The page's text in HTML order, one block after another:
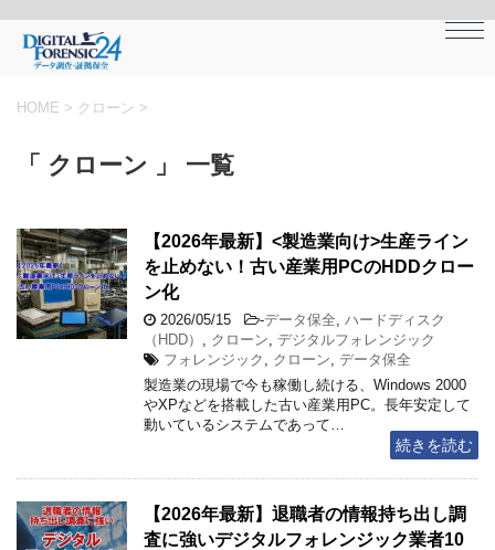
HOME > クローン >
「 クローン 」 一覧
【2026年最新】<製造業向け>生産ライン
を止めない！古い産業用PCのHDDクロー
ン化
2026/05/15 -データ保全 ハードディスク
（HDD）
クローン デジタルフォレンジック
フォレンジック
クローン データ保全
製造業の現場で今も稼働し続ける、Windows 2000
やXPなどを搭載した古い産業用PC。長年安定して
動いているシステムであって…
続きを読む
【2026年最新】退職者の情報持ち出し調
査に強いデジタルフォレンジック業者10